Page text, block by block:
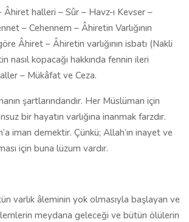
Âhiret halleri – Sûr – Havz-ı Kevser –
– Cehennem – Âhiretin Varlığının
Âhiret – Âhiretin varlığının isbatı (Nakli
nasıl kopacağı hakkında fennin ileri
– Mükâfat ve Ceza.
şartlarındandır. Her Müslüman için
bir hayatın varlığına inanmak farzdır.
iman demektir. Çünkü; Allah’ın inayet ve
için buna lüzum vardır.
varlık âleminin yok olmasıyla başlayan ve
meydana geleceği ve bütün ölülerin